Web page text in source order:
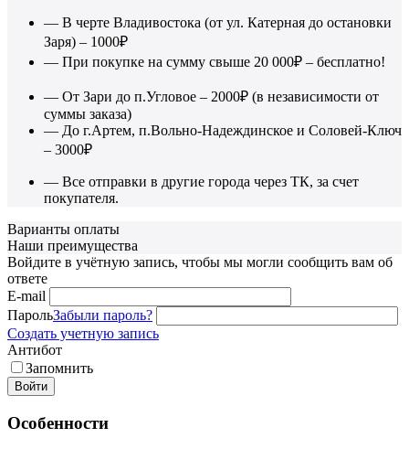
— В черте Владивостока (от ул. Катерная до остановки
Заря) – 1000₽
— При покупке на сумму свыше 20 000₽ – бесплатно!
— От Зари до п.Угловое – 2000₽ (в независимости от
суммы заказа)
— До г.Артем, п.Вольно-Надеждинское и Соловей-Ключ
– 3000₽
— Все отправки в другие города через ТК, за счет
покупателя.
Варианты оплаты
Наши преимущества
Войдите в учётную запись, чтобы мы могли сообщить вам об
ответе
E-mail
ПарольЗабыли пароль?
Создать учетную запись
Антибот
Запомнить
Войти
Особенности